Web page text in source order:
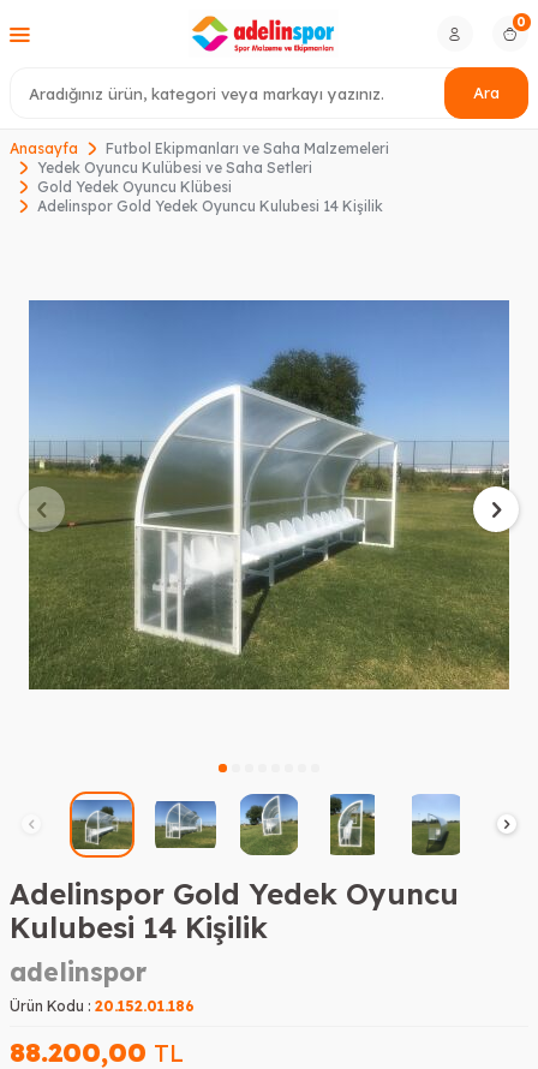
Ara
0
Anasayfa
Futbol Ekipmanları ve Saha Malzemeleri
Yedek Oyuncu Kulübesi ve Saha Setleri
Gold Yedek Oyuncu Klübesi
Adelinspor Gold Yedek Oyuncu Kulubesi 14 Kişilik
Adelinspor Gold Yedek Oyuncu
Kulubesi 14 Kişilik
adelinspor
Ürün Kodu : 20.152.01.186
88.200,00 TL